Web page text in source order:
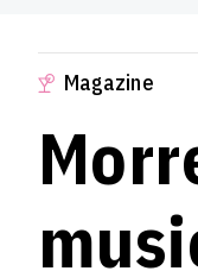
Magazine